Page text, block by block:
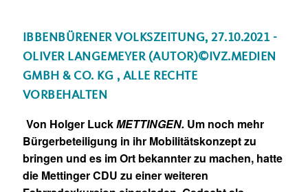
IBBENBÜRENER VOLKSZEITUNG, 27.10.2021 -
OLIVER LANGEMEYER (AUTOR)©IVZ.MEDIEN
GMBH & CO. KG , ALLE RECHTE
VORBEHALTEN
Von Holger LuckMETTINGEN. Um noch mehr
Bürgerbeteiligung in ihr Mobilitätskonzept zu
bringen und es im Ort bekannter zu machen, hatte
die Mettinger CDU zu einer weiteren